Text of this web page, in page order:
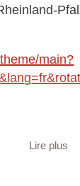
main?
Lire plus